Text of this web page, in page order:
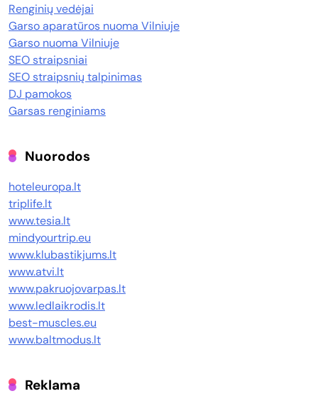
Renginių vedėjai
Garso aparatūros nuoma Vilniuje
Garso nuoma Vilniuje
SEO straipsniai
SEO straipsnių talpinimas
DJ pamokos
Garsas renginiams
Nuorodos
hoteleuropa.lt
triplife.lt
www.tesia.lt
mindyourtrip.eu
www.klubastikjums.lt
www.atvi.lt
www.pakruojovarpas.lt
www.ledlaikrodis.lt
best-muscles.eu
www.baltmodus.lt
Reklama